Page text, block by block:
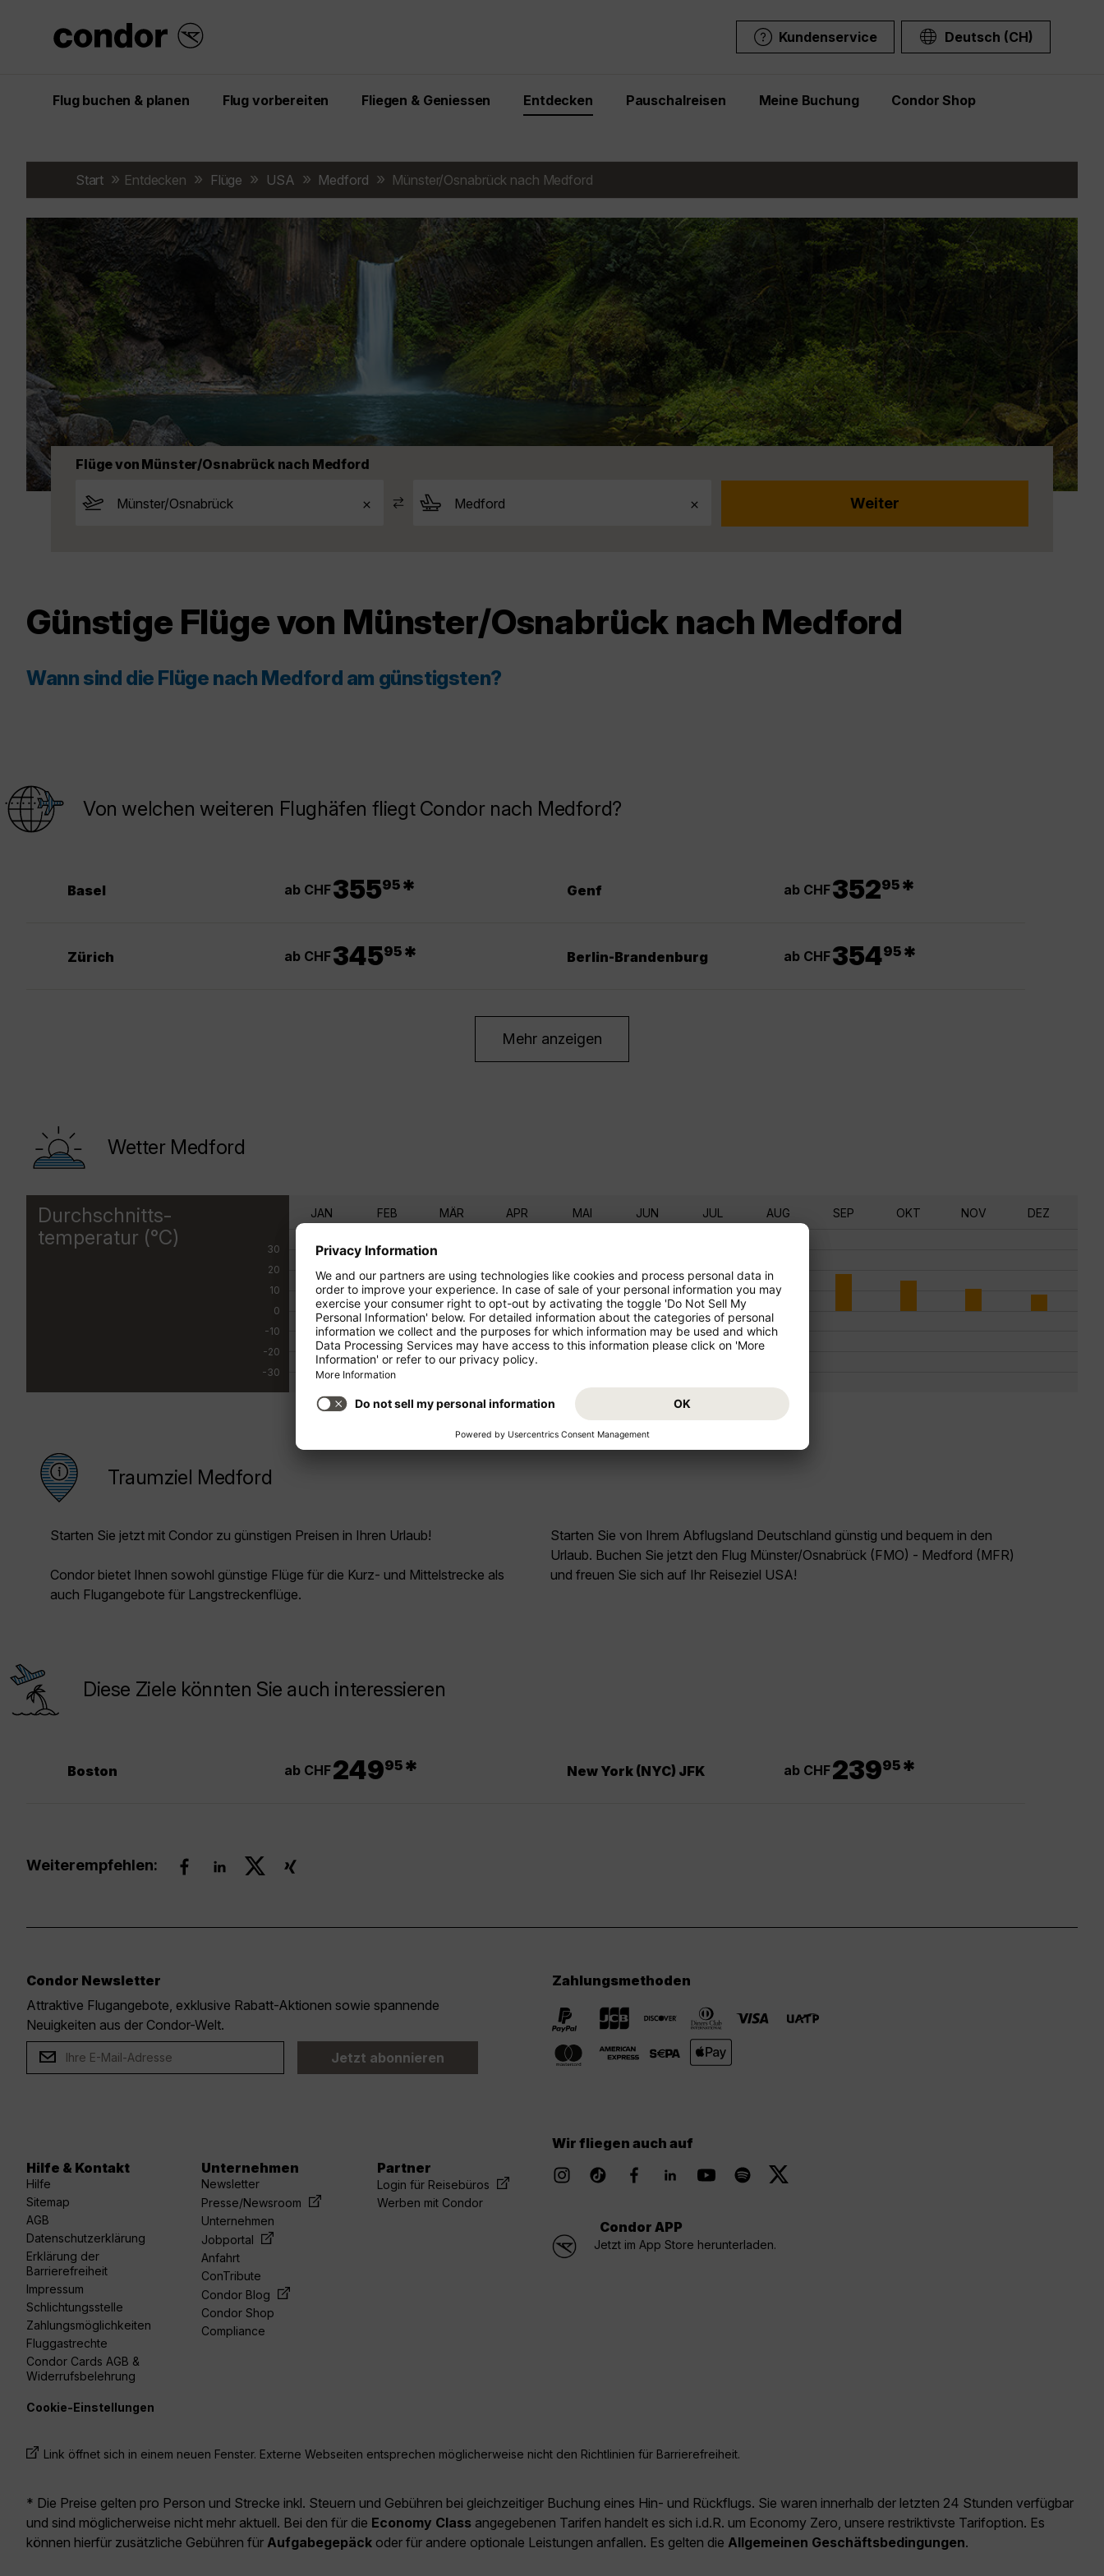
Kundenservice Deutsch (CH)
Flug buchen & planen Flug vorbereiten Fliegen & Geniessen Entdecken Pauschalreisen Meine Buchung Condor Shop
Start Entdecken Flüge USA Medford Münster/Osnabrück nach Medford
Flüge von Münster/Osnabrück nach Medford
Günstige Flüge von Münster/Osnabrück nach Medford
Wann sind die Flüge nach Medford am günstigsten?
Von welchen weiteren Flughäfen fliegt Condor nach Medford?
Basel ab CHF35595 * Genf ab CHF35295 *
Zürich ab CHF34595 * Berlin-Brandenburg ab CHF35495 *
Mehr anzeigen
Wetter Medford
Durchschnitts-
temperatur (°C)
30
20
10
0
-10
-20
-30
JAN FEB MÄR APR MAI JUN JUL AUG SEP OKT NOV DEZ
Traumziel Medford
Starten Sie jetzt mit Condor zu günstigen Preisen in Ihren Urlaub!
Condor bietet Ihnen sowohl günstige Flüge für die Kurz- und Mittelstrecke als
auch Flugangebote für Langstreckenflüge.
Starten Sie von Ihrem Abflugsland Deutschland günstig und bequem in den
Urlaub. Buchen Sie jetzt den Flug Münster/Osnabrück (FMO) - Medford (MFR)
und freuen Sie sich auf Ihr Reiseziel USA!
Diese Ziele könnten Sie auch interessieren
Boston ab CHF24995 * New York (NYC) JFK ab CHF23995 *
Weiterempfehlen:
Condor Newsletter
Attraktive Flugangebote, exklusive Rabatt-Aktionen sowie spannende
Neuigkeiten aus der Condor-Welt.
Jetzt abonnieren
Zahlungsmethoden
Hilfe & Kontakt
Hilfe
Sitemap
AGB
Datenschutzerklärung
Erklärung der
Barrierefreiheit
Impressum
Schlichtungsstelle
Zahlungsmöglichkeiten
Fluggastrechte
Condor Cards AGB &
Widerrufsbelehrung
Unternehmen
Newsletter
Presse/Newsroom
Unternehmen
Jobportal
Anfahrt
ConTribute
Condor Blog
Condor Shop
Compliance
Partner
Login für Reisebüros
Werben mit Condor
Wir fliegen auch auf
Condor APP
Jetzt im App Store herunterladen.
Cookie-Einstellungen
Link öffnet sich in einem neuen Fenster. Externe Webseiten entsprechen möglicherweise nicht den Richtlinien für Barrierefreiheit.
* Die Preise gelten pro Person und Strecke inkl. Steuern und Gebühren bei gleichzeitiger Buchung eines Hin- und Rückflugs. Sie waren innerhalb der letzten 24 Stunden verfügbar
und sind möglicherweise nicht mehr aktuell. Bei den für die Economy Class angegebenen Tarifen handelt es sich i.d.R. um Economy Zero, unsere restriktivste Tarifoption. Es
können hierfür zusätzliche Gebühren für Aufgabegepäck oder für andere optionale Leistungen anfallen. Es gelten die Allgemeinen Geschäftsbedingungen.